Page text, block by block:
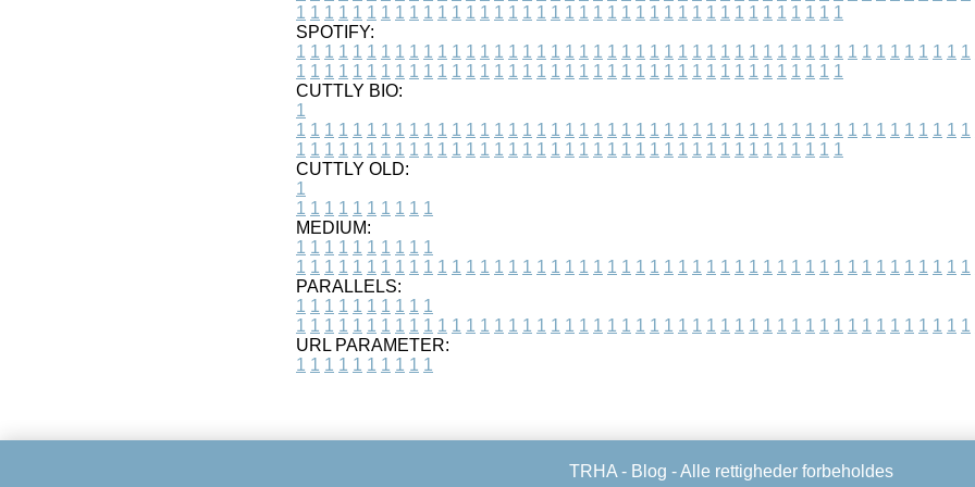
1 1 1 1 1 1 1 1 1 1 1 1 1 1 1 1 1 1 1 1 1 1 1 1 1 1 1 1 1 1 1 1 1 1 1 1 1 1 1
SPOTIFY:
1 1 1 1 1 1 1 1 1 1 1 1 1 1 1 1 1 1 1 1 1 1 1 1 1 1 1 1 1 1 1 1 1 1 1 1 1 1 1 1 1 1 1 1 1 1 1 1
1 1 1 1 1 1 1 1 1 1 1 1 1 1 1 1 1 1 1 1 1 1 1 1 1 1 1 1 1 1 1 1 1 1 1 1 1 1 1
CUTTLY BIO:
1
1 1 1 1 1 1 1 1 1 1 1 1 1 1 1 1 1 1 1 1 1 1 1 1 1 1 1 1 1 1 1 1 1 1 1 1 1 1 1 1 1 1 1 1 1 1 1 1
1 1 1 1 1 1 1 1 1 1 1 1 1 1 1 1 1 1 1 1 1 1 1 1 1 1 1 1 1 1 1 1 1 1 1 1 1 1 1
CUTTLY OLD:
1
1 1 1 1 1 1 1 1 1 1
MEDIUM:
1 1 1 1 1 1 1 1 1 1
1 1 1 1 1 1 1 1 1 1 1 1 1 1 1 1 1 1 1 1 1 1 1 1 1 1 1 1 1 1 1 1 1 1 1 1 1 1 1 1 1 1 1 1 1 1 1 1
PARALLELS:
1 1 1 1 1 1 1 1 1 1
1 1 1 1 1 1 1 1 1 1 1 1 1 1 1 1 1 1 1 1 1 1 1 1 1 1 1 1 1 1 1 1 1 1 1 1 1 1 1 1 1 1 1 1 1 1 1 1
URL PARAMETER:
1 1 1 1 1 1 1 1 1 1
TRHA - Blog - Alle rettigheder forbeholdes